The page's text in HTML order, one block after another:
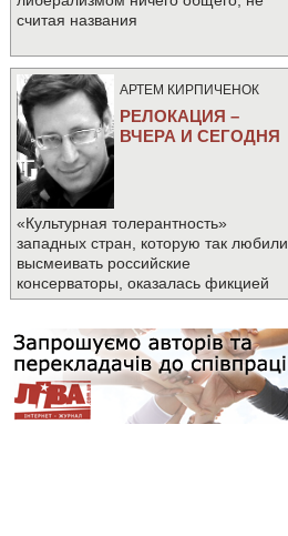
считая названия
АРТЕМ КИРПИЧЕНОК
РЕЛОКАЦИЯ –
ВЧЕРА И СЕГОДНЯ
«Культурная толерантность»
западных стран, которую так любили
высмеивать российские
консерваторы, оказалась фикцией